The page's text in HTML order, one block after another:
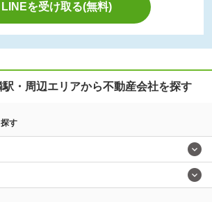
LINEを受け取る(無料)
・周辺エリアから不動産会社を探す
す